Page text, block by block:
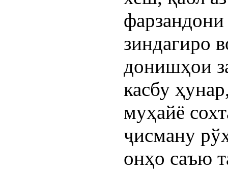
зиндагиро
донишҳои
касбу
муҳайё
ҷисману
онҳо саъю